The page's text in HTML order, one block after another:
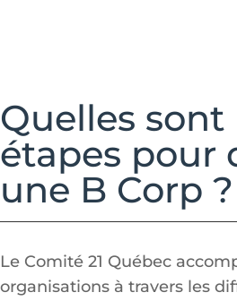
Quelles sont
étapes pour
une B Corp ?
Le Comité 21 Québec
organisations à travers les